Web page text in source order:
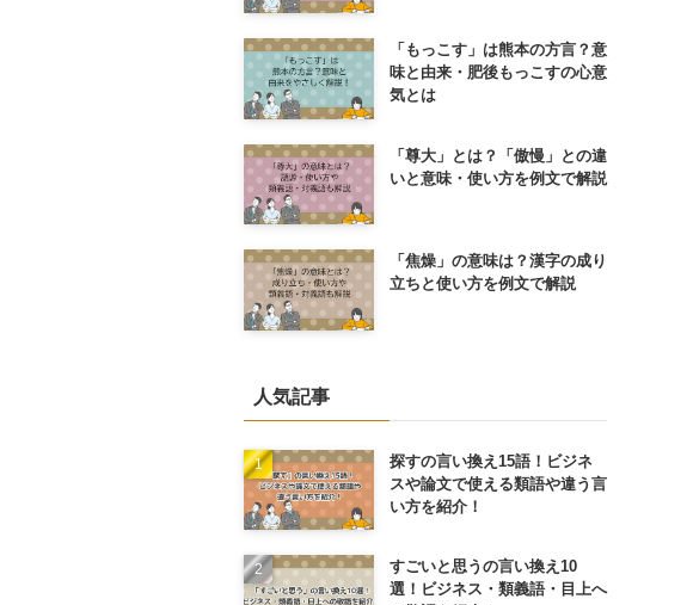
「もっこす」は熊本の方言？意
味と由来・肥後もっこすの心意
気とは
「尊大」とは？「傲慢」との違
いと意味・使い方を例文で解説
「焦燥」の意味は？漢字の成り
立ちと使い方を例文で解説
人気記事
探すの言い換え15語！ビジネ
スや論文で使える類語や違う言
い方を紹介！
すごいと思うの言い換え10
選！ビジネス・類義語・目上へ